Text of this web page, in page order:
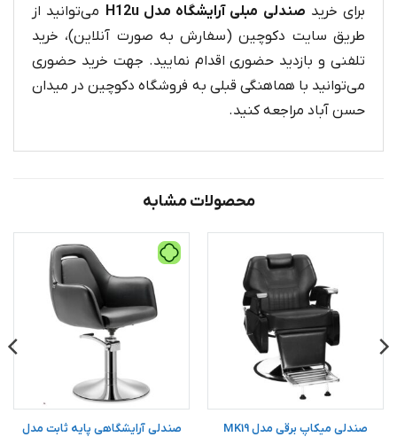
برای خرید صندلی مبلی آرایشگاه مدل H12u
می‌توانید از
طریق سایت دکوچین (سفارش به صورت آنلاین)، خرید
تلفنی و بازدید حضوری اقدام نمایید. جهت خرید حضوری
می‌توانید با هماهنگی قبلی به فروشگاه دکوچین در میدان
حسن آباد مراجعه کنید.
محصولات مشابه
صندلی میکاپ برقی مدل MK19
صندلی آرایشگاهی پایه ثابت مدل